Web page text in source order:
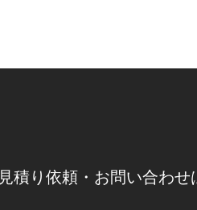
見積り依頼・お問い合わせ